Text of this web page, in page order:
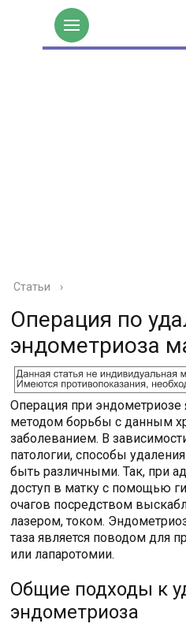
Статьи ›
Операция по
эндометриоза
Операция при
методом борьбы с данным
заболеванием. В
патологии, способы
быть различными. Так, при
доступ в матку с помощью
очагов посредством
лазером, током.
таза является поводом для
или лапаротомии.
Общие подходы к
эндометриоза